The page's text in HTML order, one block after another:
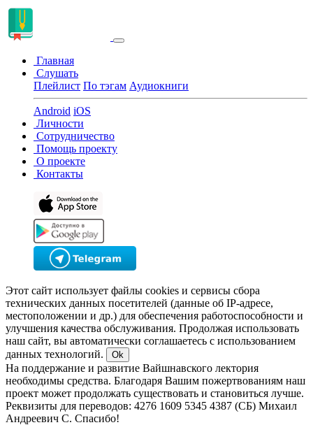
Главная
Слушать
Плейлист По тэгам Аудиокниги
Android iOS
Личности
Сотрудничество
Помощь проекту
О проекте
Контакты
Этот сайт использует файлы cookies и сервисы сбора
технических данных посетителей (данные об IP-адресе,
местоположении и др.) для обеспечения работоспособности и
улучшения качества обслуживания. Продолжая использовать
наш сайт, вы автоматически соглашаетесь с использованием
данных технологий.
Ok
На поддержание и развитие Вайшнавского лектория
необходимы средства. Благодаря Вашим пожертвованиям наш
проект может продолжать существовать и становиться лучше.
Реквизиты для переводов: 4276 1609 5345 4387 (СБ) Михаил
Андреевич С. Спасибо!